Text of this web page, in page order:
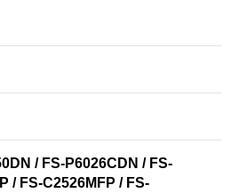
/ FS-P6026CDN / FS-
/ FS-C2526MFP / FS-